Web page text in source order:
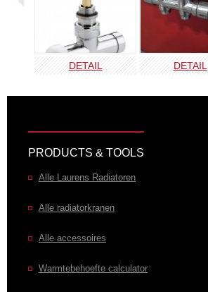
DETAIL DETAIL
PRODUCTS & TOOLS
Alle Laurens Radiatoren
Alle radiatorkranen
Alle accessoires
Warmtebehoefte calculator